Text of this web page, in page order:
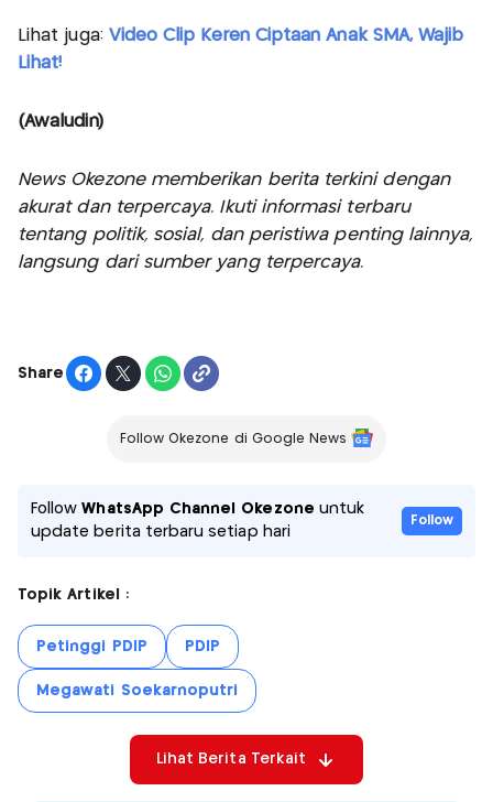
Lihat juga: Video Clip Keren Ciptaan Anak SMA, Wajib
Lihat!
(Awaludin)
News Okezone memberikan berita terkini dengan
akurat dan terpercaya. Ikuti informasi terbaru
tentang politik, sosial, dan peristiwa penting lainnya,
langsung dari sumber yang terpercaya.
Share
Follow Okezone di Google News
FollowWhatsApp Channel Okezone untuk
update berita terbaru setiap hari
Follow
Topik Artikel :
Petinggi PDIP PDIP
Megawati Soekarnoputri
Lihat Berita Terkait